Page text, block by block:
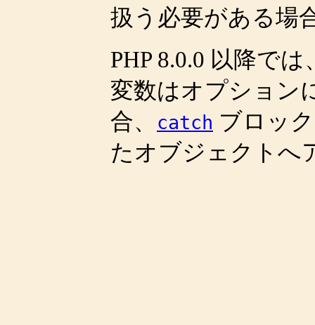
扱う必要がある場
PHP 8.0.0 以降で
変数はオプション
合、
catch ブロッ
たオブジェクトへ